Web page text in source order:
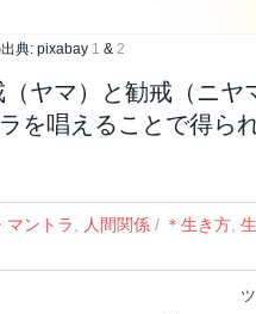
典: pixabay 1 &2
ヤマ）と勧戒（ニヤ
を唱えることで得ら
マントラ 人間関係/ ＊生き方,